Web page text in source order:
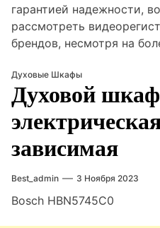
гарантией надежности,
рассмотреть
брендов, несмотря на
Духовые Шкафы
Духовой шкаф
зависимая
Best_admin 3 Ноября 2023
Bosch HBN5745C0